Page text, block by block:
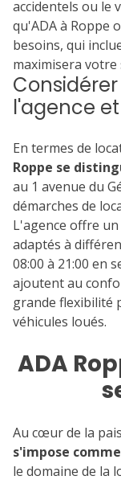
accidentels ou le
qu'ADA à Roppe
besoins, qui
maximisera
l'agence
En termes de
Roppe se
au 1 avenue du
démarches de
L'agence offre
adaptés à
08:00 à 21:00 en
ajoutent au
grande flexibilité
véhicules loués.
ADA
Au cœur de la
s'impose
le domaine de la